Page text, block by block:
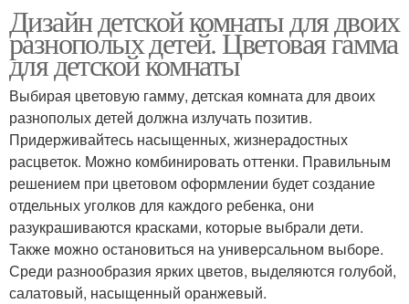
Дизайн детской комнаты для двоих
разнополых детей. Цветовая гамма
для детской комнаты
Выбирая цветовую гамму, детская комната для двоих
разнополых детей должна излучать позитив.
Придерживайтесь насыщенных, жизнерадостных
расцветок. Можно комбинировать оттенки. Правильным
решением при цветовом оформлении будет создание
отдельных уголков для каждого ребенка, они
разукрашиваются красками, которые выбрали дети.
Также можно остановиться на универсальном выборе.
Среди разнообразия ярких цветов, выделяются голубой,
салатовый, насыщенный оранжевый.